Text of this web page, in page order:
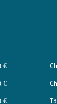
€
€
€ T3